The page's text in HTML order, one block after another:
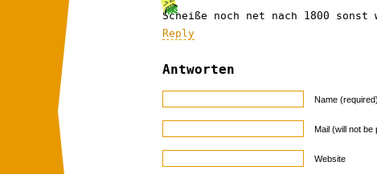
Scheiße noch net nach 1800
Reply
Antworten
Name (required)
Mail (will not be
Website